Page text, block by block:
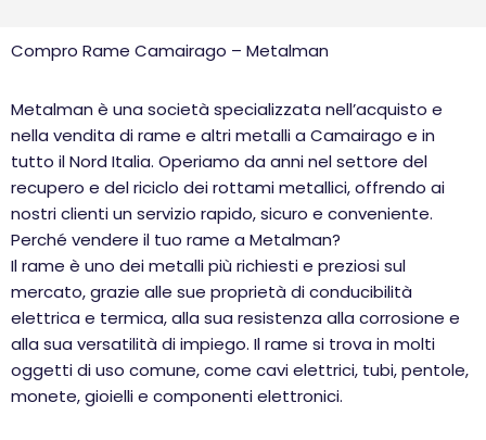
Compro Rame Camairago – Metalman
Metalman è una società specializzata nell’acquisto e
nella vendita di rame e altri metalli a Camairago e in
tutto il Nord Italia. Operiamo da anni nel settore del
recupero e del riciclo dei rottami metallici, offrendo ai
nostri clienti un servizio rapido, sicuro e conveniente.
Perché vendere il tuo rame a Metalman?
Il rame è uno dei metalli più richiesti e preziosi sul
mercato, grazie alle sue proprietà di conducibilità
elettrica e termica, alla sua resistenza alla corrosione e
alla sua versatilità di impiego. Il rame si trova in molti
oggetti di uso comune, come cavi elettrici, tubi, pentole,
monete, gioielli e componenti elettronici.